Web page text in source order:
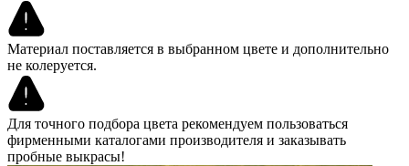
Материал поставляется в выбранном цвете и дополнительно
не колеруется.
Для точного подбора цвета рекомендуем пользоваться
фирменными каталогами производителя и заказывать
пробные выкрасы!